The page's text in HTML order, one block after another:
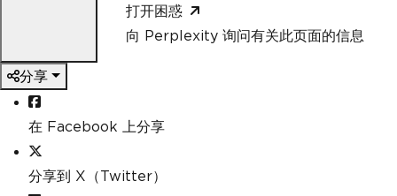
打开困惑
向 Perplexity 询问有关此页面的信息
分享
在 Facebook 上分享
分享到 X（Twitter）